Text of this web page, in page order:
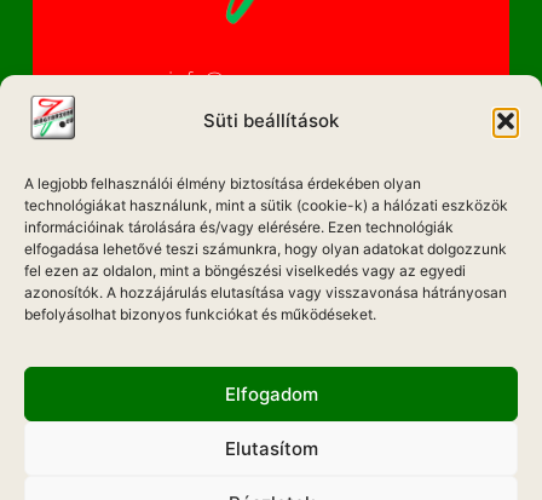
Süti beállítások
A legjobb felhasználói élmény biztosítása érdekében olyan
technológiákat használunk, mint a sütik (cookie-k) a hálózati eszközök
információinak tárolására és/vagy elérésére. Ezen technológiák
elfogadása lehetővé teszi számunkra, hogy olyan adatokat dolgozzunk
fel ezen az oldalon, mint a böngészési viselkedés vagy az egyedi
azonosítók. A hozzájárulás elutasítása vagy visszavonása hátrányosan
befolyásolhat bizonyos funkciókat és működéseket.
Elfogadom
Elutasítom
info@magyarzene.eu
IMPRESSZUM
ETIKAI KÓDEX
MÉDIA AJÁNLAT
ADATKEZELÉSI NYILATKOZAT
Hadd Szóljon!